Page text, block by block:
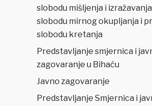
slobodu mišljenja i
slobodu mirnog okupljanja i
slobodu kretanja
Predstavljanje smjernica i
zagovaranje u Bihaću
Javno zagovaranje
Predstavljanje Smjernica i